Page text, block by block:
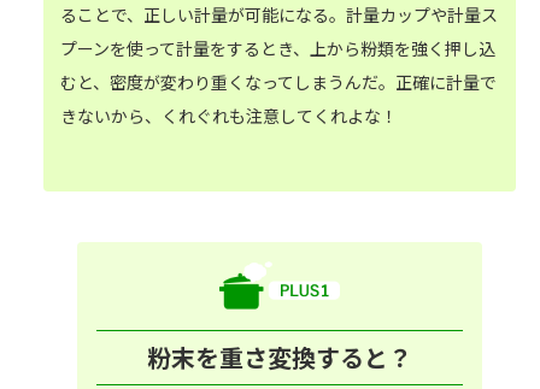
ることで、正しい計量が可能になる。計量カップや計量ス
プーンを使って計量をするとき、上から粉類を強く押し込
むと、密度が変わり重くなってしまうんだ。正確に計量で
きないから、くれぐれも注意してくれよな！
粉末を重さ変換すると？